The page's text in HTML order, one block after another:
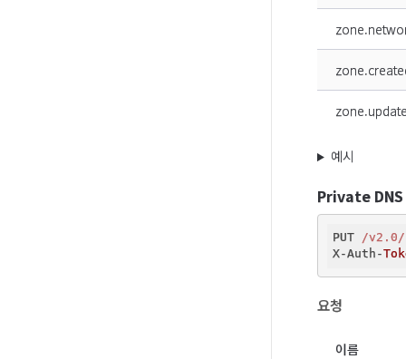
예시
Private DNS
PUT /v2.0/
X-Auth-
요청
이름